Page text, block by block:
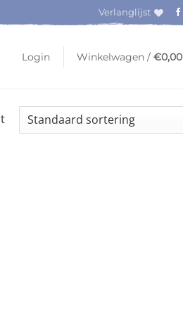
Verlanglijst
Login Winkelwagen /€0,00